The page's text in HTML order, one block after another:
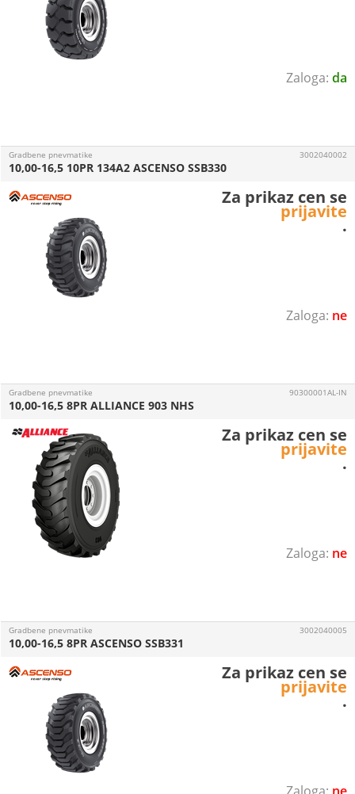
da
ne
Gradbene pnevmatike
10,00-16,5 10PR 134A2 ASCENSO SSB330
3002040002
Za prikaz cen se
prijavite
.
ne
Gradbene pnevmatike
10,00-16,5 8PR ALLIANCE 903 NHS
90300001AL-IN
Za prikaz cen se
prijavite
.
Gradbene pnevmatike
10,00-16,5 8PR ASCENSO SSB331
3002040005
Za prikaz cen se
prijavite
.